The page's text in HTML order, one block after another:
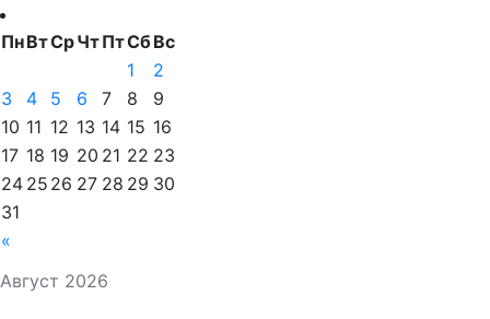
Август 2026
ПнВтСрЧтПтСбВс
«
1
2
3
4 5 6 7 8
9
10 11 12 13 14 15 16
17 18 19 20 21 22 23
24 25 26 27 28 29 30
31